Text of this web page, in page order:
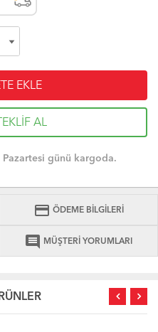
EKLE
AL
günü kargoda.
credit_card ÖDEME BİLGİLERİ
comment MÜŞTERİ YORUMLARI